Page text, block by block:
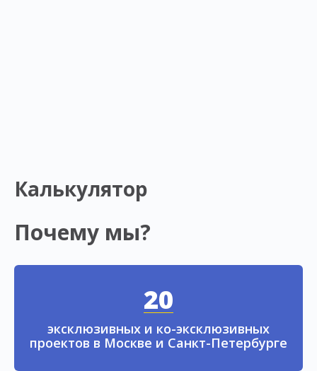
Калькулятор
Почему мы?
20
эксклюзивных и ко-эксклюзивных
проектов в Москве и Санкт-Петербурге